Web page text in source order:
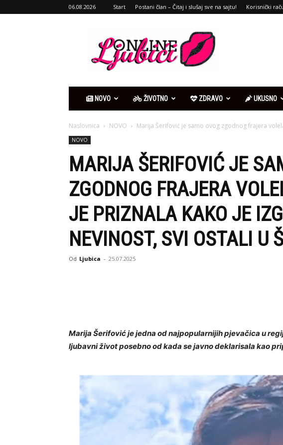
06.08.2026 Start Postani član – Čitaj i slušaj sve na sajtu! Korisnički
online
NOVO ŽIVOTNO ZDRAVO UKUSNO
Naslovnica NOVO Marija Šerifović je samo ovog zgodnog frajera
NOVO
MARIJA ŠERIFOVIĆ JE
ZGODNOG FRAJERA
JE PRIZNALA KAKO JE
NEVINOST, SVI OSTALI U
Od Ljubica - 25.07.2025
Marija Šerifović je jedna od najpopularnijih pjevačica u
ljubavni život posebno od kada se javno deklarisala kao